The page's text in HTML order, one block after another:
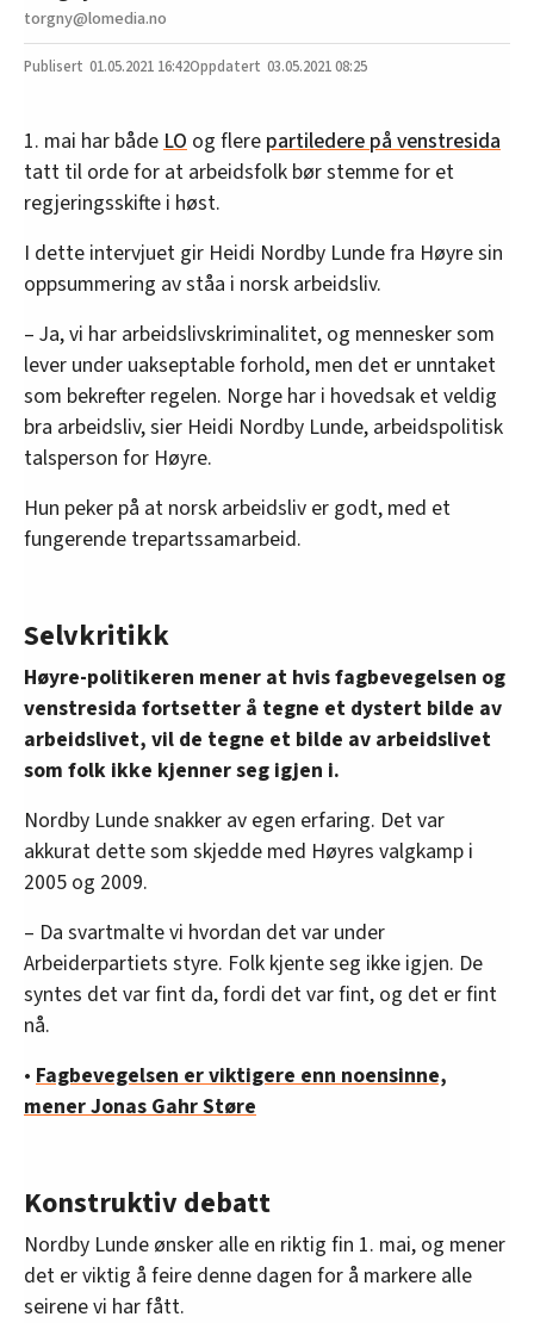
torgny@lomedia.no
01.05.2021 16:42 03.05.2021 08:25
1. mai har både LO og flere partiledere på venstresida
tatt til orde for at arbeidsfolk bør stemme for et
regjeringsskifte i høst.
I dette intervjuet gir Heidi Nordby Lunde fra Høyre sin
oppsummering av ståa i norsk arbeidsliv.
– Ja, vi har arbeidslivskriminalitet, og mennesker som
lever under uakseptable forhold, men det er unntaket
som bekrefter regelen. Norge har i hovedsak et veldig
bra arbeidsliv, sier Heidi Nordby Lunde, arbeidspolitisk
talsperson for Høyre.
Hun peker på at norsk arbeidsliv er godt, med et
fungerende trepartssamarbeid.
Selvkritikk
Høyre-politikeren mener at hvis fagbevegelsen og
venstresida fortsetter å tegne et dystert bilde av
arbeidslivet, vil de tegne et bilde av arbeidslivet
som folk ikke kjenner seg igjen i.
Nordby Lunde snakker av egen erfaring. Det var
akkurat dette som skjedde med Høyres valgkamp i
2005 og 2009.
– Da svartmalte vi hvordan det var under
Arbeiderpartiets styre. Folk kjente seg ikke igjen. De
syntes det var fint da, fordi det var fint, og det er fint
nå.
• Fagbevegelsen er viktigere enn noensinne,
mener Jonas Gahr Støre
Konstruktiv debatt
Nordby Lunde ønsker alle en riktig fin 1. mai, og mener
det er viktig å feire denne dagen for å markere alle
seirene vi har fått.